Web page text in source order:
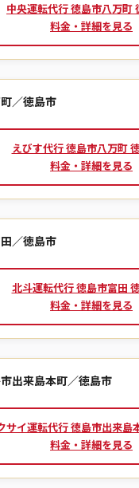
中央運転代行 徳島市八万町
料金・詳細を見る
／徳島市
えびす代行 徳島市八万町
料金・詳細を見る
／徳島市
北斗運転代行 徳島市富田
料金・詳細を見る
出来島本町／徳島市
サイ運転代行 徳島市出来島
料金・詳細を見る